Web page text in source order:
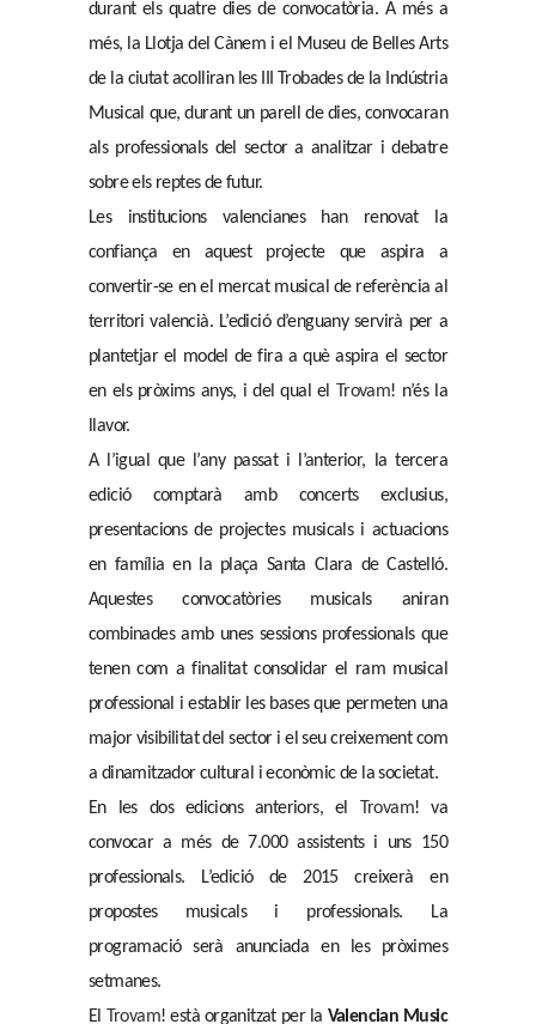
durant els quatre dies de convocatòria. A més a
més, la Llotja del Cànem i el Museu de Belles Arts
de la ciutat acolliran les III Trobades de la Indústria
Musical que, durant un parell de dies, convocaran
als professionals del sector a analitzar i debatre
sobre els reptes de futur.
Les institucions valencianes han renovat la
confiança en aquest projecte que aspira a
convertir-se en el mercat musical de referència al
territori valencià. L’edició d’enguany servirà per a
plantetjar el model de fira a què aspira el sector
en els pròxims anys, i del qual el Trovam! n’és la
llavor.
A l’igual que l’any passat i l’anterior, la tercera
edició comptarà amb concerts exclusius,
presentacions de projectes musicals i actuacions
en família en la plaça Santa Clara de Castelló.
Aquestes convocatòries musicals aniran
combinades amb unes sessions professionals que
tenen com a finalitat consolidar el ram musical
professional i establir les bases que permeten una
major visibilitat del sector i el seu creixement com
a dinamitzador cultural i econòmic de la societat.
En les dos edicions anteriors, el
Trovam! va
convocar a més de 7.000 assistents i uns 150
professionals. L’edició de 2015 creixerà en
propostes musicals i professionals. La
programació serà anunciada en les pròximes
setmanes.
El Trovam! està organitzat per la Valencian Music